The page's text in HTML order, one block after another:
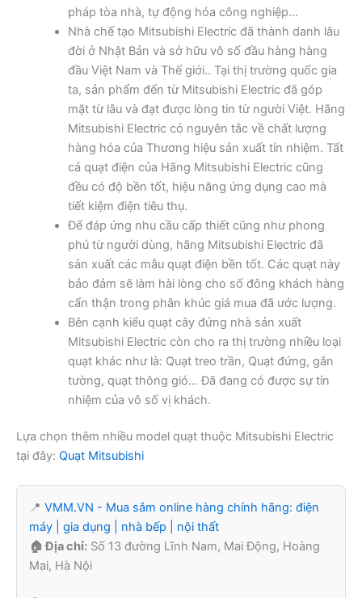
pháp tòa nhà, tự động hóa công nghiệp…
Nhà chế tạo Mitsubishi Electric đã thành danh lâu
đời ở Nhật Bản và sở hữu vô số đầu hàng hàng
đầu Việt Nam và Thế giới.. Tại thị trường quốc gia
ta, sản phẩm đến từ Mitsubishi Electric đã góp
mặt từ lâu và đạt được lòng tin từ người Việt. Hãng
Mitsubishi Electric có nguyên tắc về chất lượng
hàng hóa của Thương hiệu sản xuất tín nhiệm. Tất
cả quạt điện của Hãng Mitsubishi Electric cũng
đều có độ bền tốt, hiệu năng ứng dụng cao mà
tiết kiệm điện tiêu thụ.
Để đáp ứng nhu cầu cấp thiết cũng như phong
phú từ người dùng, hãng Mitsubishi Electric đã
sản xuất các mẫu quạt điện bền tốt. Các quạt này
bảo đảm sẽ làm hài lòng cho số đông khách hàng
cẩn thận trong phân khúc giá mua đã ước lượng.
Bên cạnh kiểu quạt cây đứng nhà sản xuất
Mitsubishi Electric còn cho ra thị trường nhiều loại
quạt khác như là: Quạt treo trần, Quạt đứng, gắn
tường, quạt thông gió… Đã đang có được sự tín
nhiệm của vô số vị khách.
Lựa chọn thêm nhiều model quạt thuộc Mitsubishi Electric
tại đây: Quạt Mitsubishi
📍 VMM.VN - Mua sắm online hàng chính hãng: điện
máy | gia dụng | nhà bếp | nội thất
🏠 Địa chỉ: Số 13 đường Lĩnh Nam, Mai Động, Hoàng
Mai, Hà Nội